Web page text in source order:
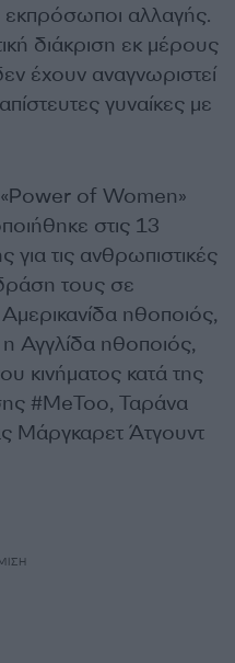
εκπρόσωποι αλλαγής.
διάκριση εκ μέρους
έχουν αναγνωριστεί
γυναίκες με
of Women»
στις 13
για τις ανθρωπιστικές
τους σε
ηθοποιός,
Αγγλίδα ηθοποιός,
κινήματος κατά της
#MeToo, Ταράνα
Μάργκαρετ Άτγουντ